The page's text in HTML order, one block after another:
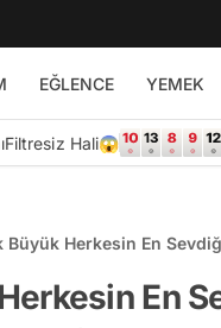
EĞLENCE YEMEK
Filtresiz Hali😱
Büyük Herkesin En
En